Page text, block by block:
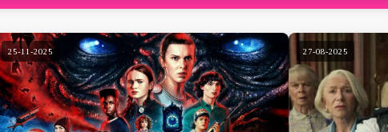
25-11-2025 27-08-2025